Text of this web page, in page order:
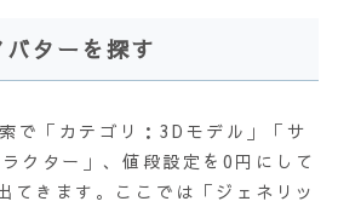
ターを探す
で「カテゴリ：3Dモデル」「サ
クター」、値段設定を0円にして
てきます。ここでは「ジェネリッ